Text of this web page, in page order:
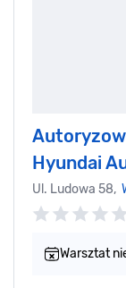
Hyundai
Ul. Ludowa 58,
Warsztat